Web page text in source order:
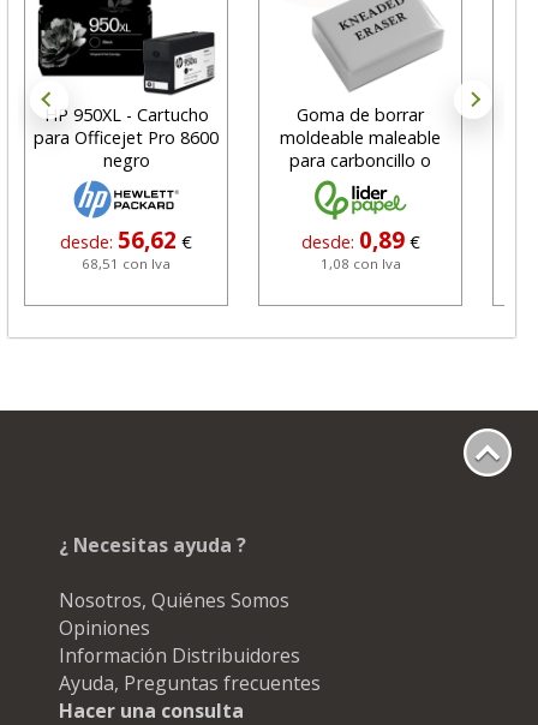
HP 950XL - Cartucho
para Officejet Pro 8600
negro
desde: 56,62 €
68,51 con Iva
Goma de borrar
moldeable maleable
para carboncillo o
grafito
desde: 0,89 €
1,08 con Iva
¿ Necesitas ayuda ?
Nosotros, Quiénes Somos
Opiniones
Información Distribuidores
Ayuda, Preguntas frecuentes
Hacer una consulta